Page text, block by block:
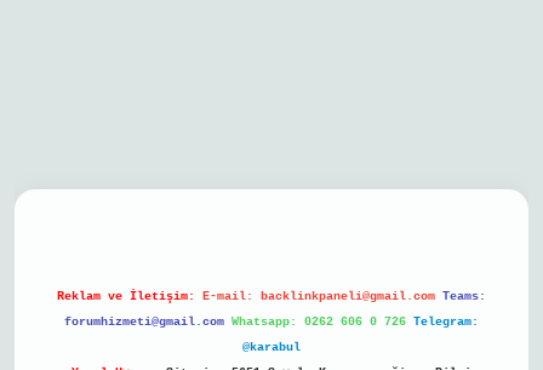
Reklam ve İletişim: E-mail: backlinkpaneli@gmail.com Teams:
forumhizmeti@gmail.com Whatsapp: 0262 606 0 726 Telegram:
@karabul